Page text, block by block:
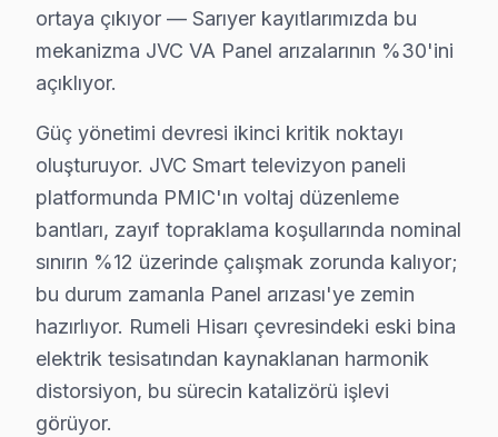
Bu bilgiler ışığında Sarıyer bölgesindeki JVC cihaz
JVC En Sık Arızalar: Sayısal Analiz
Ayazağa'da JVC TV Servisi
Ayazağa Mahallesi, eski binaların yoğun olduğu bir
Bahçeköy'de JVC TV Servisi
Bahçeköy, yeni konut projeleriyle dikkat çeken bir
Baltalimanı, tarihi binaların bulunduğu bir mahalle
Büyükdere'de JVC TV Servisi
ortaya çıkıyor — Sarıyer kayıtlarımızda bu
mekanizma JVC VA Panel arızalarının %30'ini
açıklıyor.
Güç yönetimi devresi ikinci kritik noktayı
oluşturuyor. JVC Smart televizyon paneli
platformunda PMIC'ın voltaj düzenleme
bantları, zayıf topraklama koşullarında nominal
sınırın %12 üzerinde çalışmak zorunda kalıyor;
bu durum zamanla Panel arızası'ye zemin
hazırlıyor. Rumeli Hisarı çevresindeki eski bina
elektrik tesisatından kaynaklanan harmonik
distorsiyon, bu sürecin katalizörü işlevi
görüyor.